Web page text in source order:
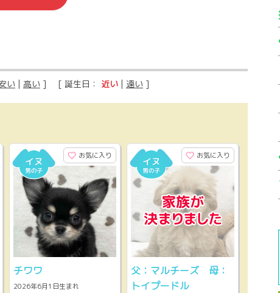
い | 高い ] [ 誕生日： 近い | 遠い ]
お気に入り
チワワ
2026年6月1日生まれ
お気に入り
父：マルチーズ 母：
トイプードル